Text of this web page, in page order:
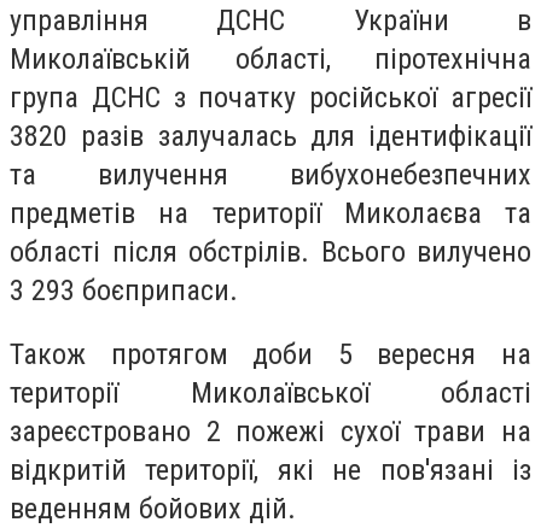
управління ДСНС України в
Миколаївській області, піротехнічна
група ДСНС з початку російської агресії
3820 разів залучалась для ідентифікації
та вилучення вибухонебезпечних
предметів на території Миколаєва та
області після обстрілів. Всього вилучено
3 293 боєприпаси.
Також протягом доби 5 вересня на
території Миколаївської області
зареєстровано 2 пожежі сухої трави на
відкритій території, які не пов'язані із
веденням бойових дій.